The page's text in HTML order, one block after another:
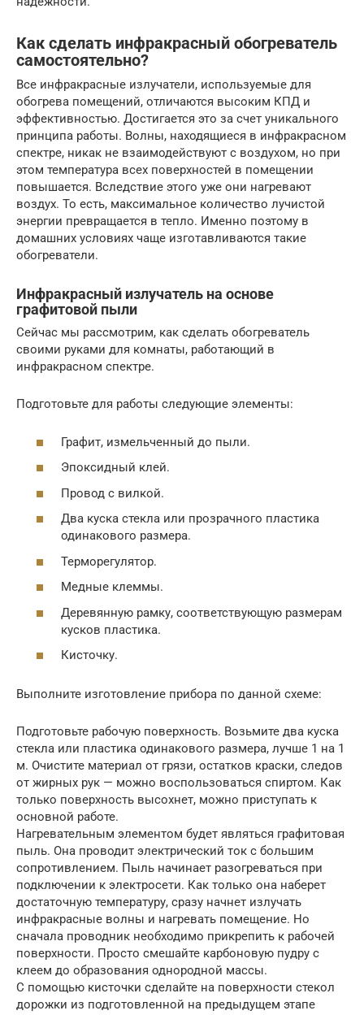
Как сделать инфракрасный обогреватель
самостоятельно?
Все инфракрасные излучатели, используемые для
обогрева помещений, отличаются высоким КПД и
эффективностью. Достигается это за счет уникального
принципа работы. Волны, находящиеся в инфракрасном
спектре, никак не взаимодействуют с воздухом, но при
этом температура всех поверхностей в помещении
повышается. Вследствие этого уже они нагревают
воздух. То есть, максимальное количество лучистой
энергии превращается в тепло. Именно поэтому в
домашних условиях чаще изготавливаются такие
обогреватели.
Инфракрасный излучатель на основе
графитовой пыли
Сейчас мы рассмотрим, как сделать обогреватель
своими руками для комнаты, работающий в
инфракрасном спектре.
Подготовьте для работы следующие элементы:
Графит, измельченный до пыли.
Эпоксидный клей.
Провод с вилкой.
Два куска стекла или прозрачного пластика
одинакового размера.
Терморегулятор.
Медные клеммы.
Деревянную рамку, соответствующую размерам
кусков пластика.
Кисточку.
Выполните изготовление прибора по данной схеме:
Подготовьте рабочую поверхность. Возьмите два куска
стекла или пластика одинакового размера, лучше 1 на 1
м. Очистите материал от грязи, остатков краски, следов
от жирных рук — можно воспользоваться спиртом. Как
только поверхность высохнет, можно приступать к
основной работе.
Нагревательным элементом будет являться графитовая
пыль. Она проводит электрический ток с большим
сопротивлением. Пыль начинает разогреваться при
подключении к электросети. Как только она наберет
достаточную температуру, сразу начнет излучать
инфракрасные волны и нагревать помещение. Но
сначала проводник необходимо прикрепить к рабочей
поверхности. Просто смешайте карбоновую пудру с
клеем до образования однородной массы.
С помощью кисточки сделайте на поверхности стекол
дорожки из подготовленной на предыдущем этапе